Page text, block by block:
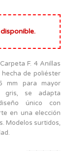
F. 4 Anillas
de poliéster
mm para mayor
gris, se adapta
único con
en una elección
Modelos surtidos,